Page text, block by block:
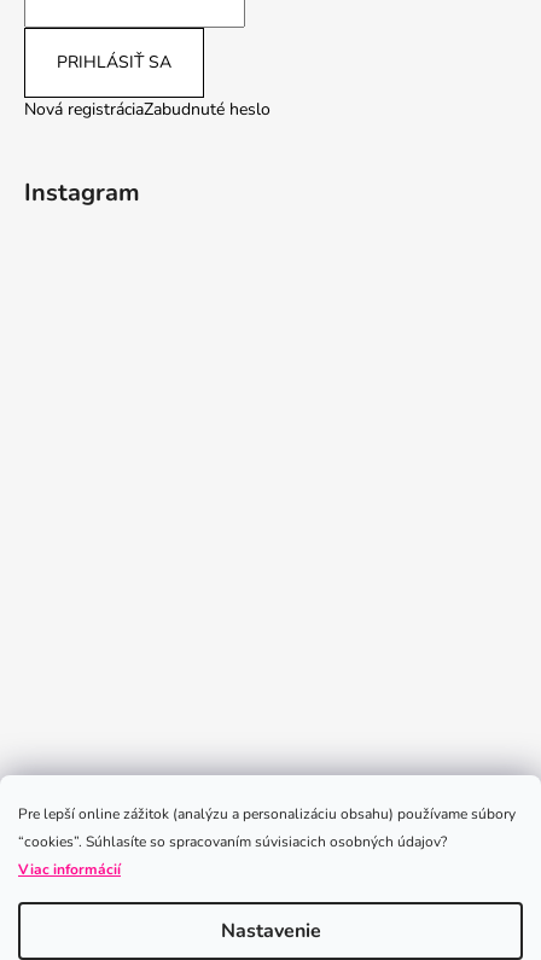
Pre lepší online zážitok (analýzu a personalizáciu obsahu) používame súbory
“cookies”. Súhlasíte so spracovaním súvisiacich osobných údajov?
Viac informácií
Nastavenie
PRIHLÁSIŤ SA
Nová registráciaZabudnuté heslo
Instagram
Sledovať na Instagrame